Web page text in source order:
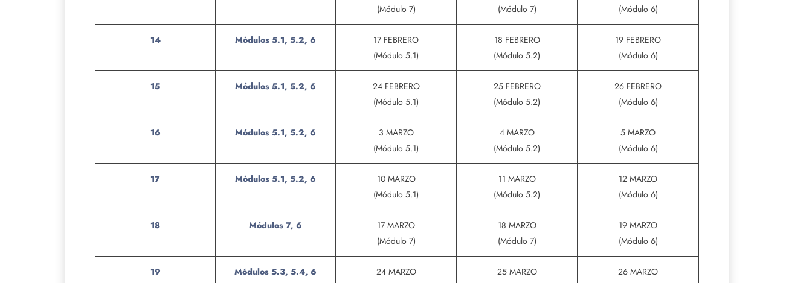
(Módulo 7)
(Módulo 7)
(Módulo 6)
14 Módulos 5.1, 5.2, 6
17 FEBRERO
(Módulo 5.1)
18 FEBRERO
(Módulo 5.2)
19 FEBRERO
(Módulo 6)
15 Módulos 5.1, 5.2, 6
24 FEBRERO
(Módulo 5.1)
25 FEBRERO
(Módulo 5.2)
26 FEBRERO
(Módulo 6)
16 Módulos 5.1, 5.2, 6
3 MARZO
(Módulo 5.1)
4 MARZO
(Módulo 5.2)
5 MARZO
(Módulo 6)
17 Módulos 5.1, 5.2, 6
10 MARZO
(Módulo 5.1)
11 MARZO
(Módulo 5.2)
12 MARZO
(Módulo 6)
18 Módulos 7, 6
17 MARZO
(Módulo 7)
18 MARZO
(Módulo 7)
19 MARZO
(Módulo 6)
19 Módulos 5.3, 5.4, 6
24 MARZO
25 MARZO
26 MARZO